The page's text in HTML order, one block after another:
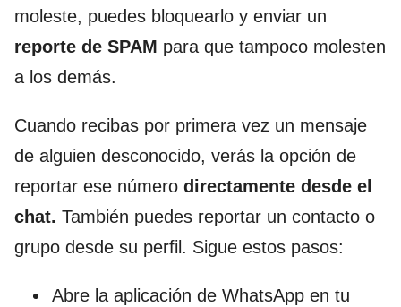
moleste, puedes bloquearlo y enviar un
reporte de SPAM para que tampoco molesten
a los demás.
Cuando recibas por primera vez un mensaje
de alguien desconocido, verás la opción de
reportar ese número directamente desde el
chat. También puedes reportar un contacto o
grupo desde su perfil. Sigue estos pasos:
Abre la aplicación de WhatsApp en tu